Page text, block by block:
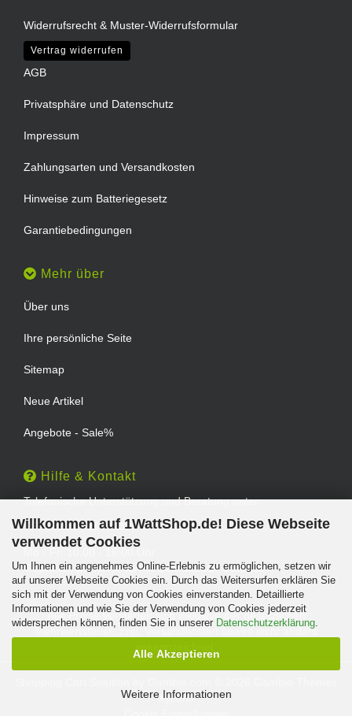
Willkommen auf 1WattShop.de! Diese Webseite
verwendet Cookies
Um Ihnen ein angenehmes Online-Erlebnis zu ermöglichen, setzen wir
auf unserer Webseite Cookies ein. Durch das Weitersurfen erklären Sie
sich mit der Verwendung von Cookies einverstanden. Detaillierte
Informationen und wie Sie der Verwendung von Cookies jederzeit
widersprechen können, finden Sie in unserer Datenschutzerklärung.
Alle Akzeptieren
Weitere Informationen
Widerrufsrecht & Muster-Widerrufsformular
Vertrag widerrufen
AGB
Privatsphäre und Datenschutz
Impressum
Zahlungsarten und Versandkosten
Hinweise zum Batteriegesetz
Garantiebedingungen
Mehr über
Über uns
Ihre persönliche Seite
Sitemap
Neue Artikel
Angebote - Sale%
Hilfe & Kontakt
Telefonische Unterstützung und Beratung unter:
TEL: 0202 - 29994539
Geprüfter Online Shop mit Geld-zurück-Garantie.
Alle Preise verstehen sich inklusive der gesetzlichen
Mehrwertsteuer, zzgl.Versandkostensoweit nicht anders
Xycons